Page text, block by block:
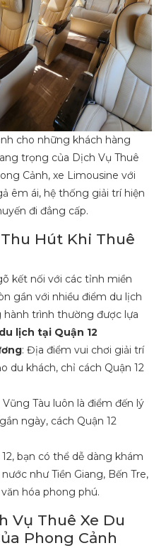
cho những khách hàng
trọng của Dịch Vụ Thuê
Cảnh, xe Limousine với
êm ái, hệ thống giải trí hiện
đi đẳng cấp.
Hút Khi Thuê
kết nối với các tỉnh miền
gần với nhiều điểm du lịch
hành trình thường được lựa
lịch tại Quận 12
: Địa điểm vui chơi giải trí
du khách, chỉ cách Quận 12
Vũng Tàu luôn là điểm đến lý
ngày, cách Quận 12
12, bạn có thể dễ dàng khám
như Tiền Giang, Bến Tre,
hóa phong phú.
Vụ Thuê Xe Du
Phong Cảnh